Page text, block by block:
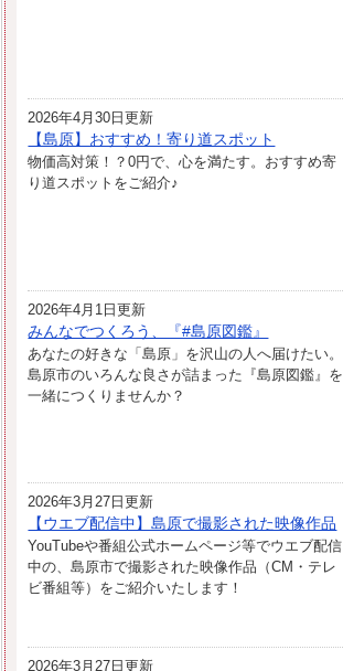
2026年4月30日更新
【島原】おすすめ！寄り道スポット
物価高対策！？0円で、心を満たす。おすすめ寄
り道スポットをご紹介♪
2026年4月1日更新
みんなでつくろう、『#島原図鑑』
あなたの好きな「島原」を沢山の人へ届けたい。
島原市のいろんな良さが詰まった『島原図鑑』を
一緒につくりませんか？
2026年3月27日更新
【ウエブ配信中】島原で撮影された映像作品
YouTubeや番組公式ホームページ等でウエブ配信
中の、島原市で撮影された映像作品（CM・テレ
ビ番組等）をご紹介いたします！
2026年3月27日更新